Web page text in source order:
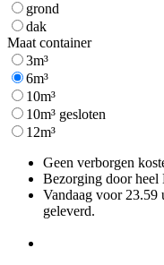
grond
dak
Maat container
3m³
6m³
10m³
10m³ gesloten
12m³
Geen verborgen
Bezorging door heel
Vandaag voor 23.59
geleverd.